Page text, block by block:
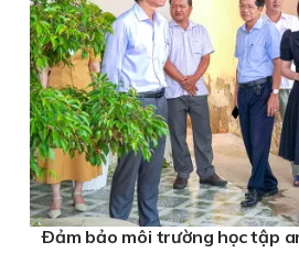
Ðảm bảo môi trường học tập